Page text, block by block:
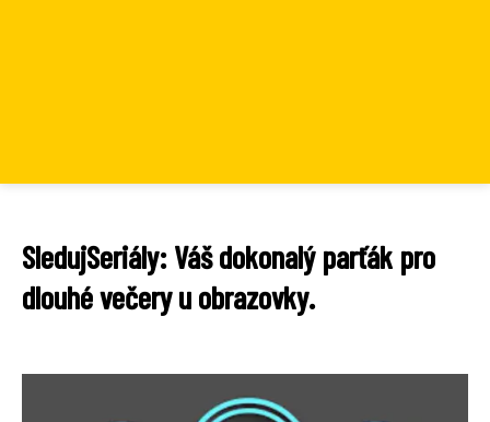
SledujSeriály: Váš dokonalý parťák pro
dlouhé večery u obrazovky.